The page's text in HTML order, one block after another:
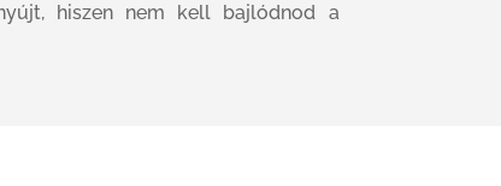
hiszen nem kell bajlódnod a